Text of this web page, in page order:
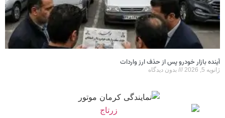
آینده بازار خودرو پس از حذف ارز واردات
ژانویه 5, 2026 بدون دیدگاه